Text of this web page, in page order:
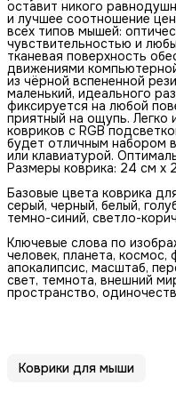
оставит никого
и лучшее соотношение
всех типов мышей:
чувствительностью и
тканевая поверхность
движениями
из чёрной вспененной
маленький, идеального
фиксируется на любой
приятный на ощупь. Легко
ковриков с RGB
будет отличным набором
или клавиатурой.
Размеры коврика: 24 см x
Базовые цвета коврика
серый, черный, белый,
темно-синий, светло-
Ключевые слова по
человек, планета, космос,
апокалипсис, масштаб,
свет, темнота, внешний
пространство,
Коврики для мыши